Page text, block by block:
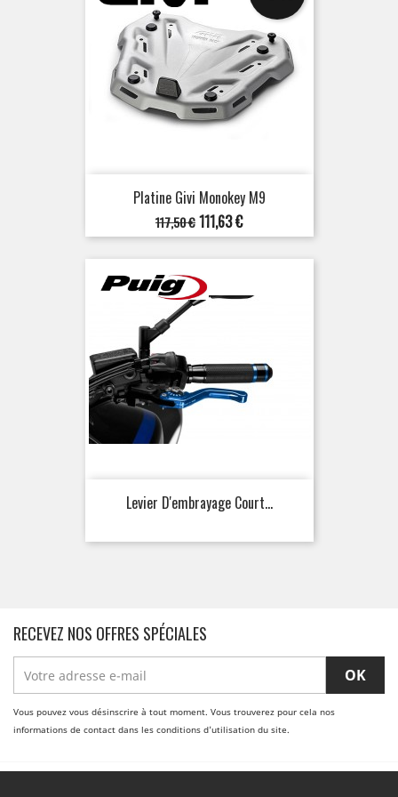
Platine Givi Monokey M9
Prix
de
base
117,50 €Prix
111,63 €
Levier D'embrayage Court...
RECEVEZ NOS OFFRES SPÉCIALES
Vous pouvez vous désinscrire à tout moment. Vous trouverez pour cela nos
informations de contact dans les conditions d'utilisation du site.